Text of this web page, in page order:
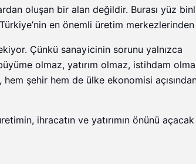
oluşan bir alan değildir. Burası yüz
en önemli üretim
Çünkü sanayicinin sorunu yalnızca
olmaz, yatırım olmaz, istihdam
şehir hem de ülke ekonomisi
ihracatın ve yatırımın önünü açacak